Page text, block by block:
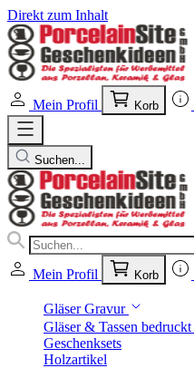
Direkt zum Inhalt
Mein Profil Korb
Suchen...
Mein Profil Korb
Gläser Gravur
Gläser & Tassen bedruckt
Geschenksets
Holzartikel